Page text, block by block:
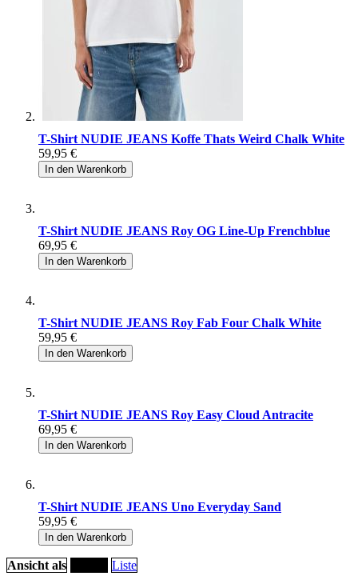
T-Shirt NUDIE JEANS Koffe Thats Weird Chalk White
59,95 €
In den Warenkorb
T-Shirt NUDIE JEANS Roy OG Line-Up Frenchblue
69,95 €
In den Warenkorb
T-Shirt NUDIE JEANS Roy Fab Four Chalk White
59,95 €
In den Warenkorb
T-Shirt NUDIE JEANS Roy Easy Cloud Antracite
69,95 €
In den Warenkorb
T-Shirt NUDIE JEANS Uno Everyday Sand
59,95 €
In den Warenkorb
Ansicht als
Liste